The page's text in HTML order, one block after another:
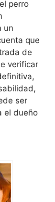
perro
un
que
de
verificar
ser
el dueño